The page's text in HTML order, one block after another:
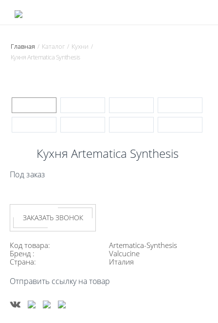
Главная / Каталог / Кухни /
Кухня Artematica Synthesis
Кухня Artematica Synthesis
Под заказ
ЗАКАЗАТЬ ЗВОНОК
Код товара:
Artematica-Synthesis
Бренд :
Valcucine
Страна:
Италия
Отправить ссылку на товар